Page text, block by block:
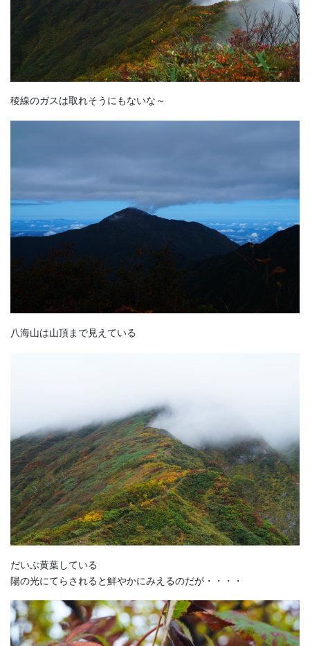
稜線のガスは取れそうにもないな～
八海山は山頂まで見えている
だいぶ黄葉している
陽の光にてらされると鮮やかにみえるのだが・・・・